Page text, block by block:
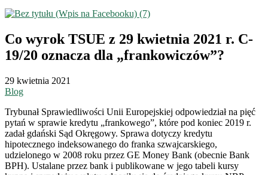
Co wyrok TSUE z 29 kwietnia 2021 r. C-
19/20 oznacza dla „frankowiczów”?
29 kwietnia 2021
Blog
Trybunał Sprawiedliwości Unii Europejskiej odpowiedział na pięć
pytań w sprawie kredytu „frankowego”, które pod koniec 2019 r.
zadał gdański Sąd Okręgowy. Sprawa dotyczy kredytu
hipotecznego indeksowanego do franka szwajcarskiego,
udzielonego w 2008 roku przez GE Money Bank (obecnie Bank
BPH). Ustalane przez bank i publikowane w jego tabeli kursy